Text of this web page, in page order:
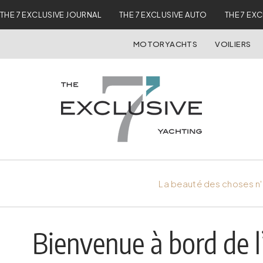
THE 7 EXCLUSIVE JOURNAL THE 7 EXCLUSIVE AUTO THE 7
MOTORYACHTS VOILIERS
La beauté des choses
Bienvenue à bord de